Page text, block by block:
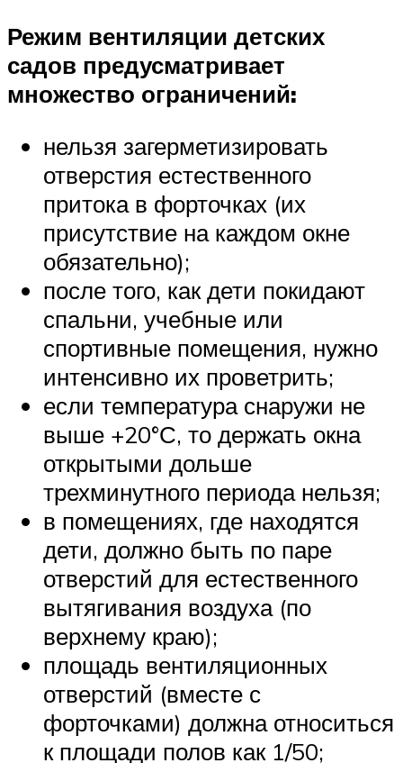
Режим вентиляции детских
садов предусматривает
множество ограничений:
нельзя загерметизировать
отверстия естественного
притока в форточках (их
присутствие на каждом окне
обязательно);
после того, как дети покидают
спальни, учебные или
спортивные помещения, нужно
интенсивно их проветрить;
если температура снаружи не
выше +20°С, то держать окна
открытыми дольше
трехминутного периода нельзя;
в помещениях, где находятся
дети, должно быть по паре
отверстий для естественного
вытягивания воздуха (по
верхнему краю);
площадь вентиляционных
отверстий (вместе с
форточками) должна относиться
к площади полов как 1/50;